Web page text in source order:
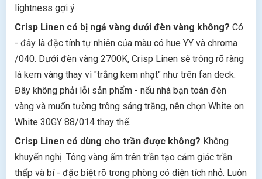
lightness gợi ý.
Crisp Linen có bị ngả vàng dưới đèn vàng không? Có
- đây là đặc tính tự nhiên của màu có hue YY và chroma
/040. Dưới đèn vàng 2700K, Crisp Linen sẽ trông rõ ràng
là kem vàng thay vì "trắng kem nhạt" như trên fan deck.
Đây không phải lỗi sản phẩm - nếu nhà bạn toàn đèn
vàng và muốn tường trông sáng trắng, nên chọn White on
White 30GY 88/014 thay thế.
Crisp Linen có dùng cho trần được không? Không
khuyến nghị. Tông vàng ấm trên trần tạo cảm giác trần
thấp và bí - đặc biệt rõ trong phòng có diện tích nhỏ. Luôn